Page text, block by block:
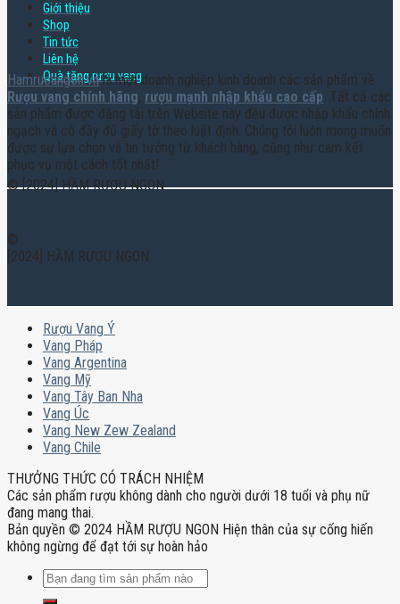
Giới thiệu
Shop
Tin tức
Liên hệ
Quà tặng rượu vang
Hamruoungon.vnlà một doanh nghiệp kinh doanh các sản phẩm về
Rượu vang chính hãng, rượu mạnh nhập khẩu cao cấp. Tất cả các
sản phẩm được đăng tải trên Website này đều được nhập khẩu chính
ngạch và có đầy đủ giấy tờ theo luật định. Chúng tôi luôn mong muốn
được sự lựa chọn và tin tưởng từ khách hàng, cũng như cam kết
phục vụ một cách tốt nhất!
© [2024] HẦM RƯỢU NGON
©
[2024] HẦM RƯỢU NGON
Rượu Vang Ý
Vang Pháp
Vang Argentina
Vang Mỹ
Vang Tây Ban Nha
Vang Úc
Vang New Zew Zealand
Vang Chile
THƯỞNG THỨC CÓ TRÁCH NHIỆM
Các sản phẩm rượu không dành cho người dưới 18 tuổi và phụ nữ
đang mang thai.
Bản quyền © 2024 HẦM RƯỢU NGON Hiện thân của sự cống hiến
không ngừng để đạt tới sự hoàn hảo
Tìm